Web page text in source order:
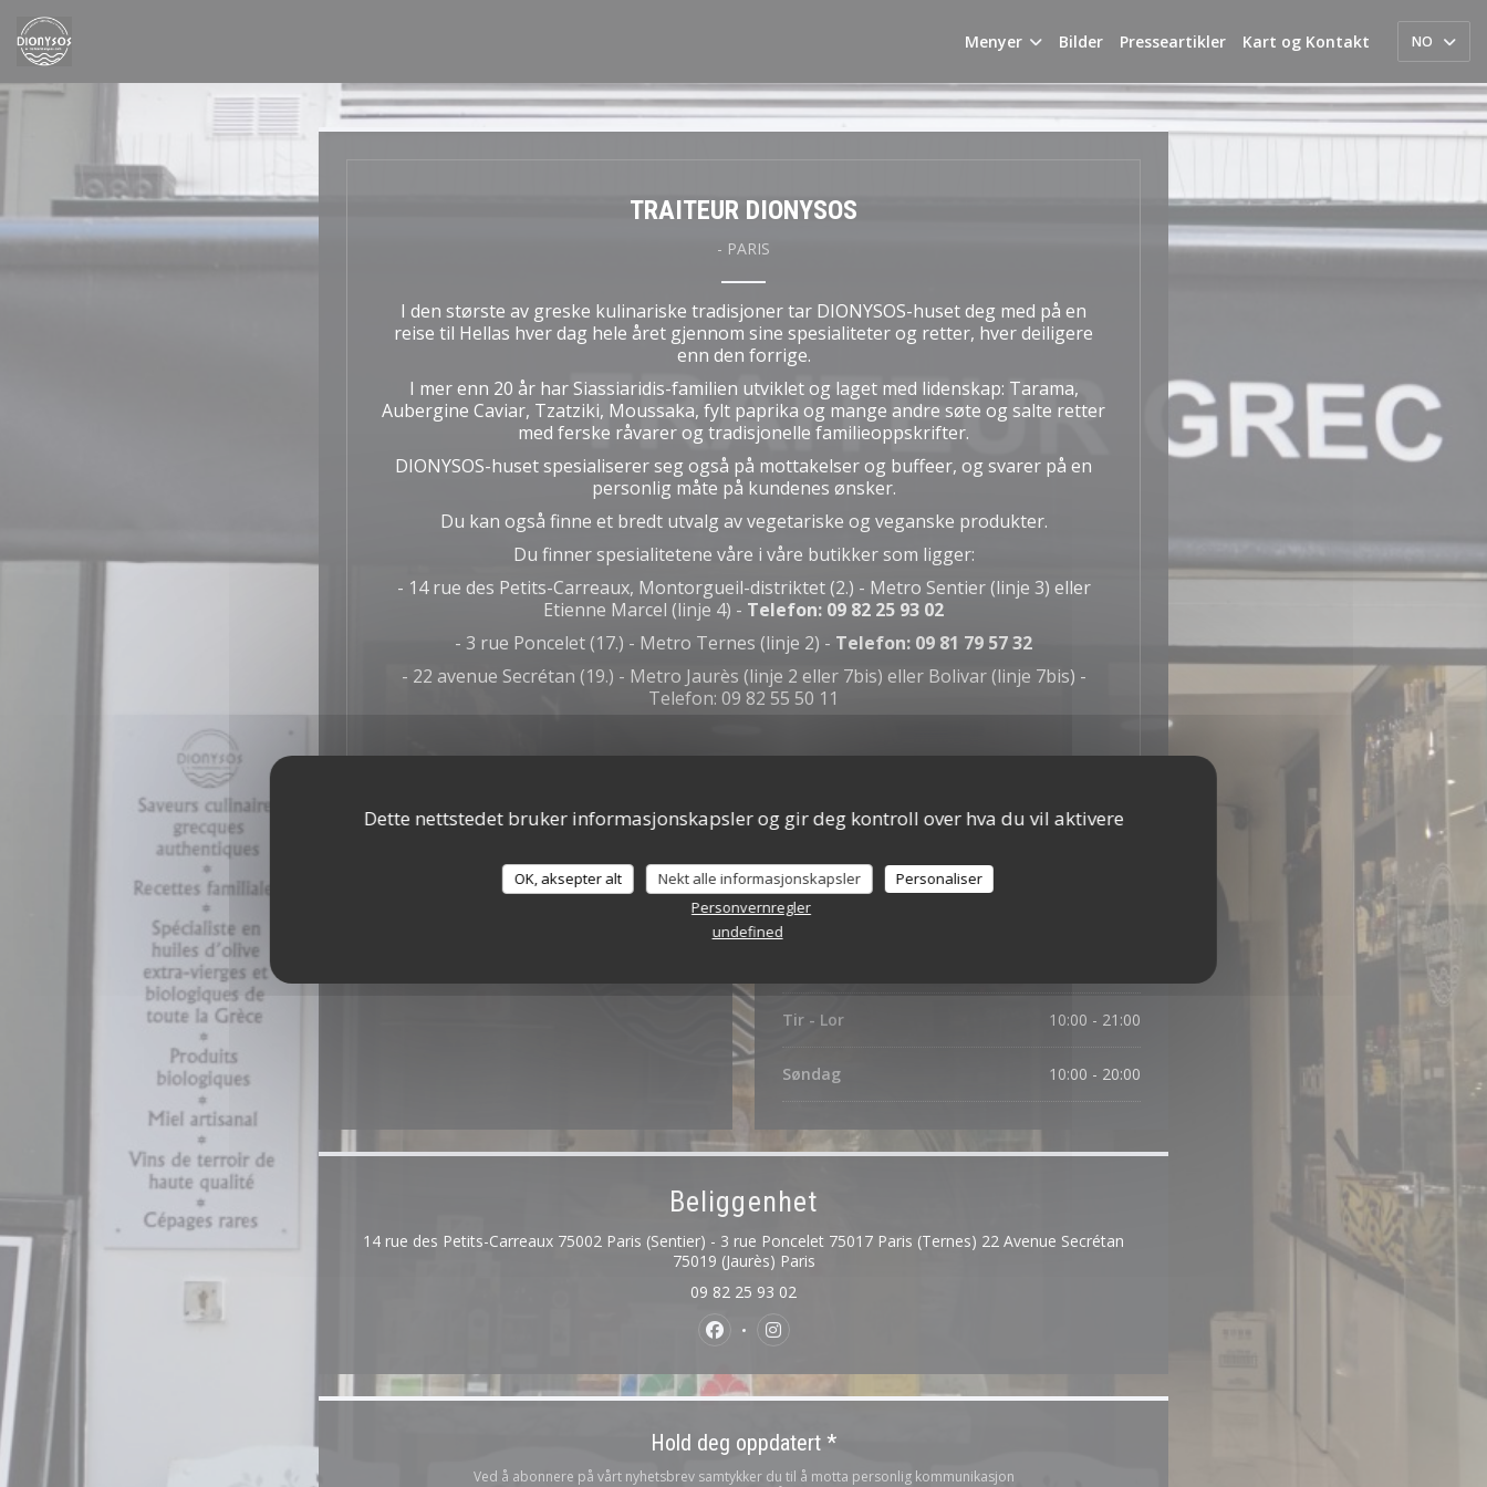
Panel for informasjonskapsler
Dette nettstedet bruker informasjonskapsler og gir deg kontroll over hva du vil aktivere
OK, aksepter alt Nekt alle informasjonskapsler
Personaliser
Personvernregler
undefined
Menyer Bilder Presseartikler Kart og Kontakt NO
TRAITEUR DIONYSOS
- PARIS
I den største av greske kulinariske tradisjoner tar DIONYSOS-huset deg med på en
reise til Hellas hver dag hele året gjennom sine spesialiteter og retter, hver deiligere
enn den forrige.
I mer enn 20 år har Siassiaridis-familien utviklet og laget med lidenskap: Tarama,
Aubergine Caviar, Tzatziki, Moussaka, fylt paprika og mange andre søte og salte retter
med ferske råvarer og tradisjonelle familieoppskrifter.
DIONYSOS-huset spesialiserer seg også på mottakelser og buffeer, og svarer på en
personlig måte på kundenes ønsker.
Du kan også finne et bredt utvalg av vegetariske og veganske produkter.
Du finner spesialitetene våre i våre butikker som ligger:
- 14 rue des Petits-Carreaux, Montorgueil-distriktet (2.) - Metro Sentier (linje 3) eller
Etienne Marcel (linje 4) - Telefon: 09 82 25 93 02
- 3 rue Poncelet (17.) - Metro Ternes (linje 2) - Telefon: 09 81 79 57 32
- 22 avenue Secrétan (19.) - Metro Jaurès (linje 2 eller 7bis) eller Bolivar (linje 7bis) -
Telefon: 09 82 55 50 11
Tir - Lor 10:00 - 21:00
Søndag 10:00 - 20:00
Beliggenhet
14 rue des Petits-Carreaux 75002 Paris (Sentier) - 3 rue Poncelet 75017 Paris (Ternes) 22 Avenue Secrétan
75019 (Jaurès) Paris((åpner i et nytt vindu))
09 82 25 93 02
Facebook ((åpner i et nytt vindu))
Instagram ((åpner i et nytt vindu))
Hold deg oppdatert *
Ved å abonnere på vårt nyhetsbrev samtykker du til å motta personlig kommunikasjon